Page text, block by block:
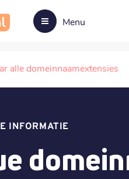
Menu
alle domeinnaamextensies
INFORMATIE